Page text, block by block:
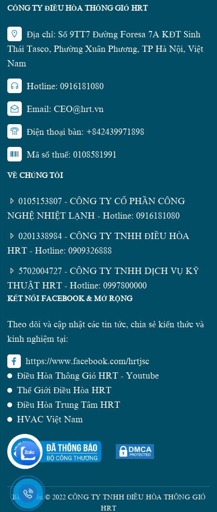
CÔNG TY ĐIỀU HÒA THÔNG GIÓ HRT
Địa chỉ: Số 9TT7 Đường Foresa 7A KĐT Sinh
Thái Tasco, Phường Xuân Phương, TP Hà Nội, Việt
Nam
Hotline: 0916181080
Email: CEO@hrt.vn
Điện thoại bàn: +842439971898
Mã số thuế: 0108581991
VỀ CHÚNG TÔI
0105153807 - CÔNG TY CỔ PHẦN CÔNG
NGHỆ NHIỆT LẠNH - Hotline: 0916181080
0201338984 - CÔNG TY TNHH ĐIỀU HÒA
HRT - Hotline: 0909326888
5702004727 - CÔNG TY TNHH DỊCH VỤ KỸ
THUẬT HRT - Hotline: 0997800000
KẾT NỐI FACEBOOK & MỞ RỘNG
Theo dõi và cập nhật các tin tức, chia sẻ kiến thức và
kinh nghiệm tại:
https://www.facebook.com/hrtjsc
Điều Hòa Thông Gió HRT - Youtube
Thế Giới Điều Hòa HRT
Điều Hòa Trung Tâm HRT
HVAC Việt Nam
Bản quyền © 2022 CÔNG TY TNHH ĐIỀU HÒA THÔNG GIÓ
HRT